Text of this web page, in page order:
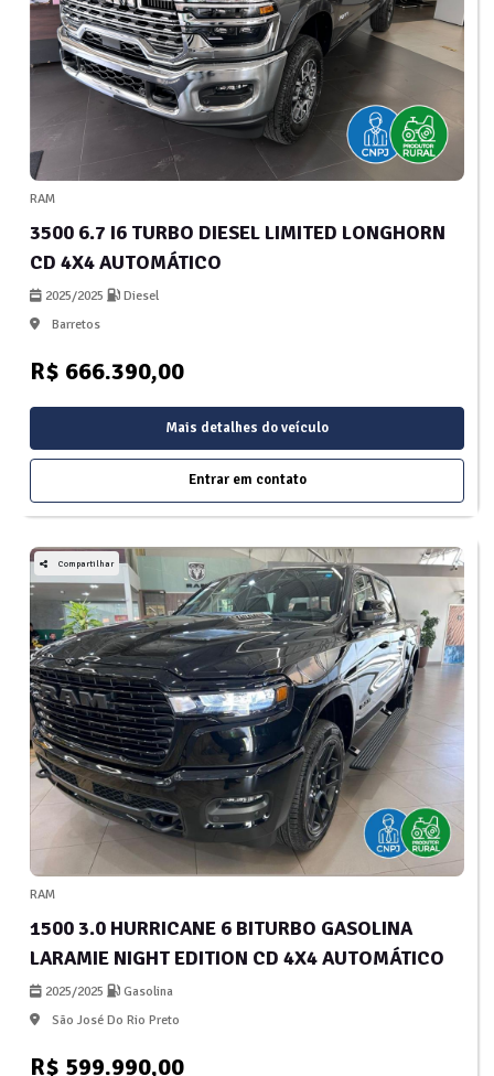
RAM
3500 6.7 I6 TURBO DIESEL LIMITED LONGHORN
CD 4X4 AUTOMÁTICO
2025/2025
Diesel
Barretos
R$ 666.390,00
Mais detalhes do veículo
Entrar em contato
Compartilhar
RAM
1500 3.0 HURRICANE 6 BITURBO GASOLINA
LARAMIE NIGHT EDITION CD 4X4 AUTOMÁTICO
2025/2025
Gasolina
São José Do Rio Preto
R$ 599.990,00